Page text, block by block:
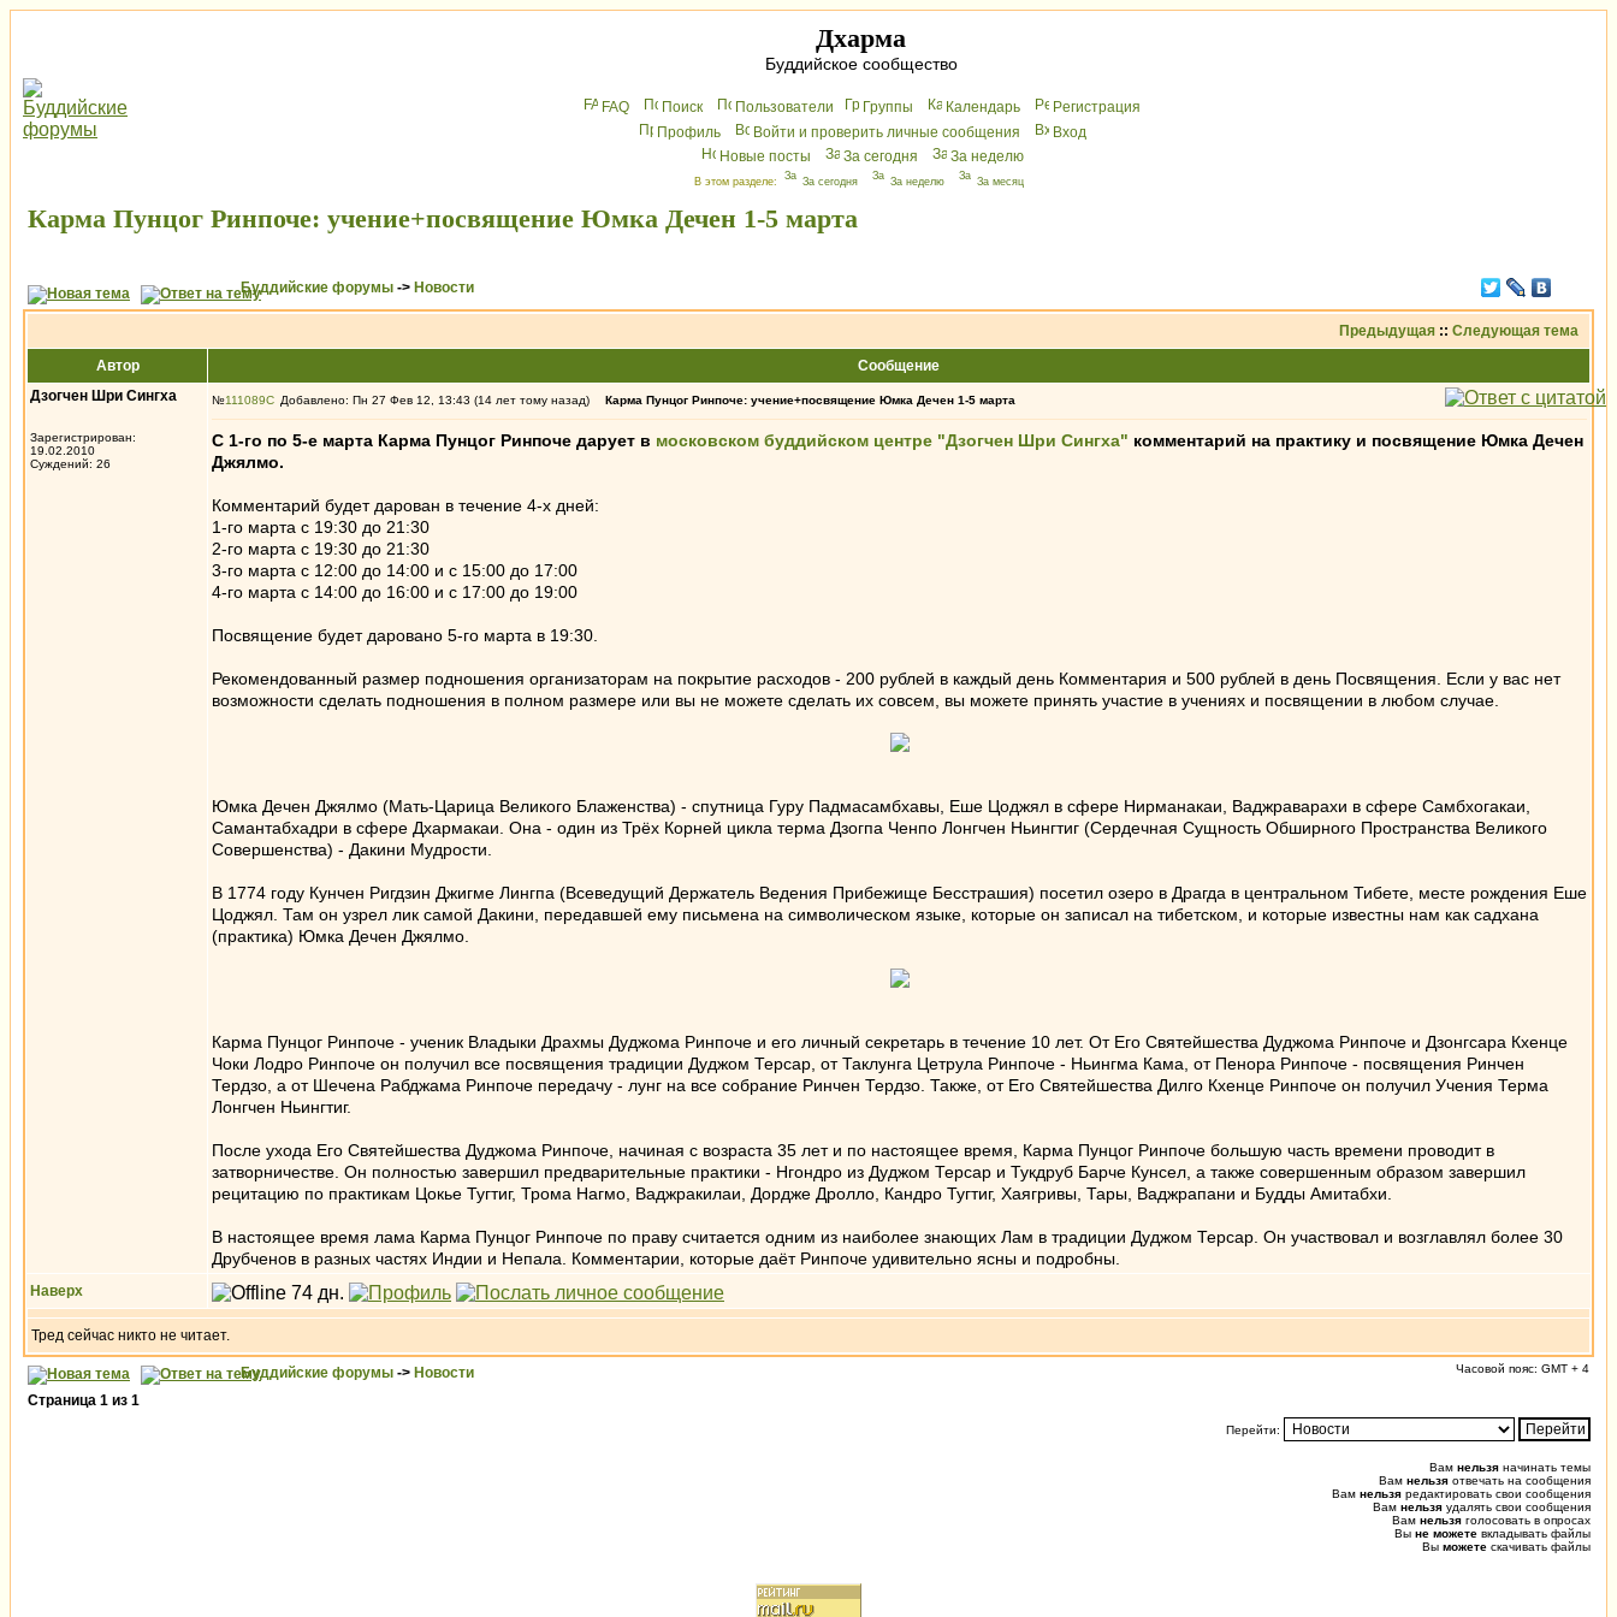
Дхарма
Буддийское сообщество
FAQ Поиск Пользователи Группы Календарь
Peгиcтрaция
Профиль
Войти и проверить личные сообщения
Вхoд
Новые посты
За сегодня За неделю
В этом разделе: За сегодня За неделю За месяц
Карма Пунцог Ринпоче: учение+посвящение Юмка Дечен 1-5 марта
Буддийские форумы -> Новости
Предыдущая :: Следующая тема
Автор
Сообщение
Дзогчен Шри Сингха
Зарегистрирован:
19.02.2010
Суждений: 26
№111089 Добавлено: Пн 27 Фев 12, 13:43 (14 лет тому назад) Карма Пунцог Ринпоче: учение+посвящение Юмка Дечен 1-5 марта
С 1-го по 5-е марта Карма Пунцог Ринпоче дарует в московском буддийском центре "Дзогчен Шри Сингха" комментарий на практику и посвящение Юмка Дечен
Джялмо.
Комментарий будет дарован в течение 4-х дней:
1-го марта с 19:30 до 21:30
2-го марта с 19:30 до 21:30
3-го марта с 12:00 до 14:00 и с 15:00 до 17:00
4-го марта с 14:00 до 16:00 и с 17:00 до 19:00
Посвящение будет даровано 5-го марта в 19:30.
Рекомендованный размер подношения организаторам на покрытие расходов - 200 рублей в каждый день Комментария и 500 рублей в день Посвящения. Если у вас нет
возможности сделать подношения в полном размере или вы не можете сделать их совсем, вы можете принять участие в учениях и посвящении в любом случае.
Юмка Дечен Джялмо (Мать-Царица Великого Блаженства) - спутница Гуру Падмасамбхавы, Еше Цоджял в сфере Нирманакаи, Ваджраварахи в сфере Самбхогакаи,
Самантабхадри в сфере Дхармакаи. Она - один из Трёх Корней цикла терма Дзогпа Ченпо Лонгчен Ньингтиг (Сердечная Сущность Обширного Пространства Великого
Совершенства) - Дакини Мудрости.
В 1774 году Кунчен Ригдзин Джигме Лингпа (Всеведущий Держатель Ведения Прибежище Бесстрашия) посетил озеро в Драгда в центральном Тибете, месте рождения Еше
Цоджял. Там он узрел лик самой Дакини, передавшей ему письмена на символическом языке, которые он записал на тибетском, и которые известны нам как садхана
(практика) Юмка Дечен Джялмо.
Карма Пунцог Ринпоче - ученик Владыки Драхмы Дуджома Ринпоче и его личный секретарь в течение 10 лет. От Его Святейшества Дуджома Ринпоче и Дзонгсара Кхенце
Чоки Лодро Ринпоче он получил все посвящения традиции Дуджом Терсар, от Таклунга Цетрула Ринпоче - Ньингма Кама, от Пенора Ринпоче - посвящения Ринчен
Тердзо, а от Шечена Рабджама Ринпоче передачу - лунг на все собрание Ринчен Тердзо. Также, от Его Святейшества Дилго Кхенце Ринпоче он получил Учения Терма
Лонгчен Ньингтиг.
После ухода Его Святейшества Дуджома Ринпоче, начиная с возраста 35 лет и по настоящее время, Карма Пунцог Ринпоче большую часть времени проводит в
затворничестве. Он полностью завершил предварительные практики - Нгондро из Дуджом Терсар и Тукдруб Барче Кунсел, а также совершенным образом завершил
рецитацию по практикам Цокье Тугтиг, Трома Нагмо, Ваджракилаи, Дордже Дролло, Кандро Тугтиг, Хаягривы, Тары, Ваджрапани и Будды Амитабхи.
В настоящее время лама Карма Пунцог Ринпоче по праву считается одним из наиболее знающих Лам в традиции Дуджом Терсар. Он участвовал и возглавлял более 30
Друбченов в разных частях Индии и Непала. Комментарии, которые даёт Ринпоче удивительно ясны и подробны.
Наверх
Тред сейчас никто не читает.
Буддийские форумы -> Новости Часовой пояс: GMT + 4
Страница 1 из 1
Перейти:
Вам нельзя начинать темы
Вам нельзя отвечать на сообщения
Вам нельзя редактировать свои сообщения
Вам нельзя удалять свои сообщения
Вам нельзя голосовать в опросах
Вы не можете вкладывать файлы
Вы можете скачивать файлы